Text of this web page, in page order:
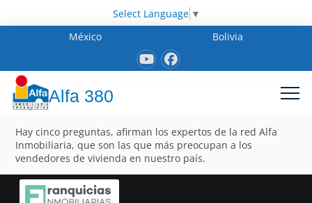
Select Language ▼
México
Bolivia
Alfa 380
Hay cinco preguntas, afirman los expertos de la red Alfa
Inmobiliaria, que son las que más preocupan a los
vendedores de vivienda en nuestro país.